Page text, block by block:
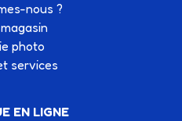
nous ?
photo
services
EN LIGNE